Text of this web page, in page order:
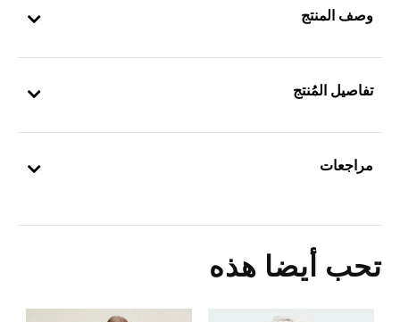
وصف المنتج
تفاصيل المُنتج
مراجعات
تحب أيضا هذه